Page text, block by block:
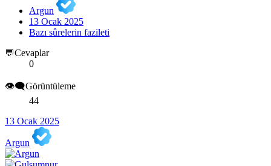
Argun
13 Ocak 2025
Bazı sûrelerin fazileti
💬Cevaplar
0
👁️‍🗨️Görüntüleme
44
13 Ocak 2025
Argun